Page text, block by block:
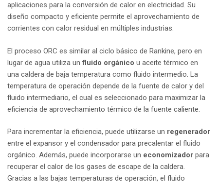
aplicaciones para la conversión de calor en electricidad. Su
diseño compacto y eficiente permite el aprovechamiento de
corrientes con calor residual en múltiples industrias.
El proceso ORC es similar al ciclo básico de Rankine, pero en
lugar de agua utiliza unfluido orgánico u aceite térmico en
una caldera de baja temperatura como fluido intermedio. La
temperatura de operación depende de la fuente de calor y del
fluido intermediario, el cual es seleccionado para maximizar la
eficiencia de aprovechamiento térmico de la fuente caliente.
Para incrementar la eficiencia, puede utilizarse un regenerador
entre el expansor y el condensador para precalentar el fluido
orgánico. Además, puede incorporarse un economizador para
recuperar el calor de los gases de escape de la caldera.
Gracias a las bajas temperaturas de operación, el fluido